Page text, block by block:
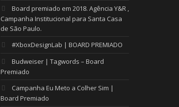
Board premiado em 2018. Agência Y&R ,
Campanha Institucional para Santa Casa
de São Paulo.
#XboxDesignLab | BOARD PREMIADO
Budweiser | Tagwords – Board
Premiado
Campanha Eu Meto a Colher Sim |
Board Premiado